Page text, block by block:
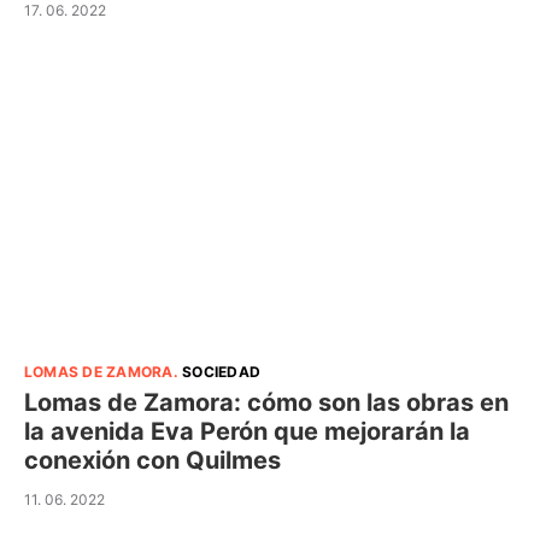
17. 06. 2022
LOMAS DE ZAMORA.SOCIEDAD
Lomas de Zamora: cómo son las obras en
la avenida Eva Perón que mejorarán la
conexión con Quilmes
11. 06. 2022